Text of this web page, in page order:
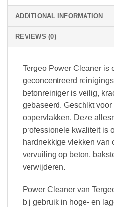
ADDITIONAL INFORMATION
REVIEWS (0)
Tergeo Power Cleaner is
geconcentreerd
betonreiniger is veilig,
gebaseerd. Geschikt
oppervlakken. Deze
professionele kwaliteit is
hardnekkige vlekken van
vervuiling op beton,
verwijderen.
Power Cleaner van
bij gebruik in hoge- en